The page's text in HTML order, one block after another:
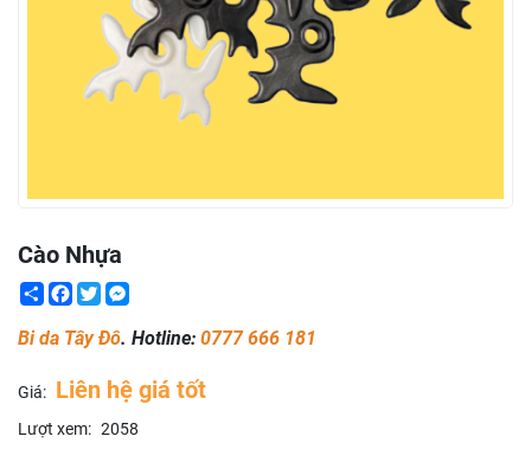
Cào Nhựa
ShareFacebook
Twitter
Bi da Tây Đô. Hotline: 0777 666 181
Giá: Liên hệ giá tốt
Lượt xem: 2058